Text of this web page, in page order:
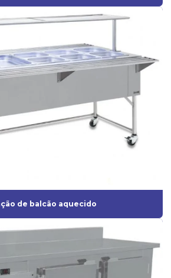
de balcão aquecido